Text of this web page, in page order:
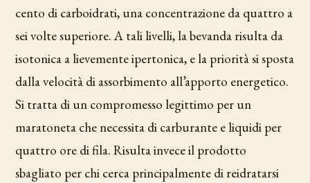
cento di carboidrati, una concentrazione da quattro a
sei volte superiore. A tali livelli, la bevanda risulta da
isotonica a lievemente ipertonica, e la priorità si sposta
dalla velocità di assorbimento all’apporto energetico.
Si tratta di un compromesso legittimo per un
maratoneta che necessita di carburante e liquidi per
quattro ore di fila. Risulta invece il prodotto
sbagliato per chi cerca principalmente di reidratarsi